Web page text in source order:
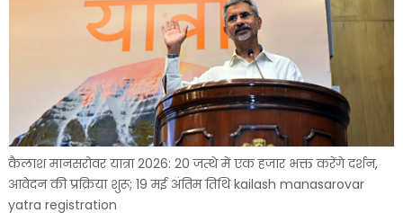
कैलाश मानसरोवर यात्रा 2026: 20 जत्थे में एक हजार भक्त करेंगे दर्शन,
आवेदन की प्रक्रिया शुरू; 19 मई अंतिम तिथि kailash manasarovar
yatra registration